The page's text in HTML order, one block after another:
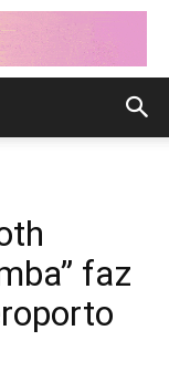
faz